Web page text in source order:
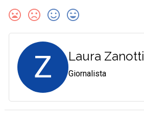
Z Laura Zanotti
Giornalista